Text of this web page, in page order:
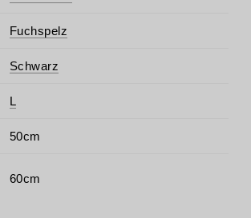
Fuchspelz
Schwarz
L
50cm
60cm